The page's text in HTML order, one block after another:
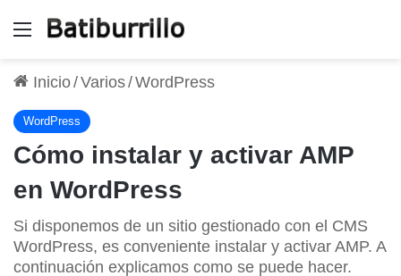
Menú
Inicio/Varios/WordPress
WordPress
Cómo instalar y activar AMP
en WordPress
Si disponemos de un sitio gestionado con el CMS
WordPress, es conveniente instalar y activar AMP. A
continuación explicamos como se puede hacer.